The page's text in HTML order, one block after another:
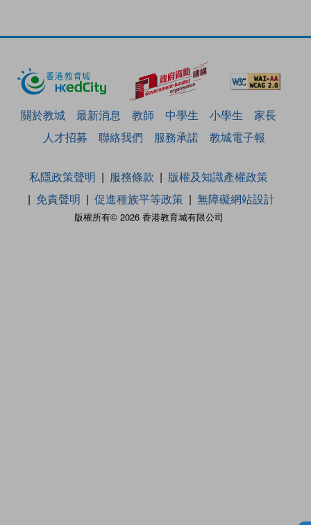
關於教城 最新消息 教師 中學生 小學生
家長
人才招募
聯絡我們 服務承諾 教城電子報
版權所有© 2026 香港教育城有限公司
私隱政策聲明 服務條款
版權及知識產權政策
免責聲明
促進種族平等政策 無障礙網站設計